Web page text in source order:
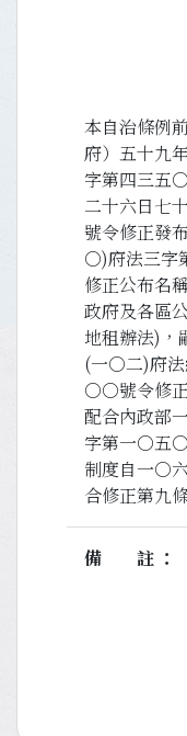
本自治條例
府）五十九
字第四三五
二十六日七
號令修正發
○)府法三
修正公布名
政府及各區
地租辦法)，
(一○二)府
○○號令修正
配合內政部
字第一○五○
制度自一○
合修正第九
備註